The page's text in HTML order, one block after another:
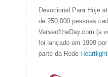
Devocional Para Hoje
de 250,000 pessoas
VerseoftheDay.com (a
foi lançado em 1998
parte da Rede Heartlight